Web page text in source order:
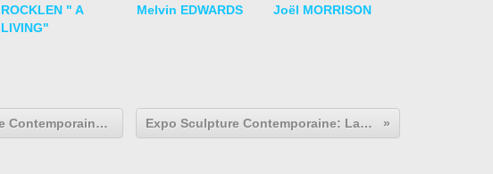
ROCKLEN " A
LIVING"
Melvin EDWARDS
Joël MORRISON
Expo Photographie Contemporaine: Christian Tagliavini "Carte" Expo Sculpture Contemporaine: Laurence Bonnel "Mouvements"